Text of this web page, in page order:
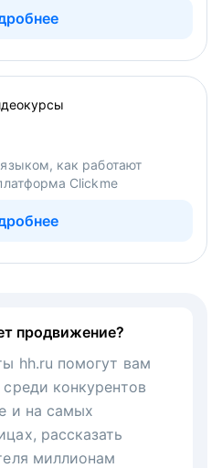
как работают
Clickme
продвижение?
hh.ru помогут вам
конкурентов
и на самых
рассказать
миллионам